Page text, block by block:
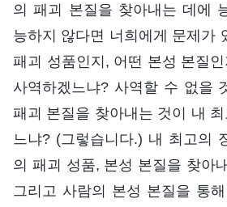
의 패괴 본질을 찾아내는 데에
능하지 않다면 너희에게 문제가
패괴 성품인지, 어떤 본성 본질
사역하겠느냐? 사역할 수 없을
패괴 본질을 찾아내는 것이 내
느냐? (그렇습니다.) 내 최고의
의 패괴 성품, 본성 본질을 찾아
그리고 사람의 본성 본질을 통